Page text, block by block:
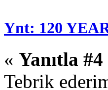
Ynt: 120
« Yanıtla #4
Tebrik